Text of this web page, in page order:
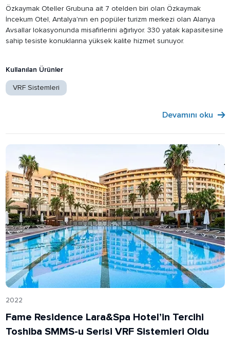
Özkaymak Oteller Grubuna ait 7 otelden biri olan Özkaymak
İncekum Otel, Antalya'nın en popüler turizm merkezi olan Alanya
Avsallar lokasyonunda misafirlerini ağırlıyor. 330 yatak kapasitesine
sahip tesiste konuklarına yüksek kalite hizmet sunuyor.
Kullanılan Ürünler
VRF Sistemleri
Devamını oku
2022
Fame Residence Lara&Spa Hotel’in Tercihi
Toshiba SMMS-u Serisi VRF Sistemleri Oldu